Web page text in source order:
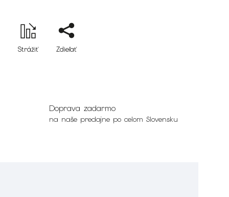
Strážiť Zdieľať
Doprava zadarmo
na naše predajne po celom Slovensku